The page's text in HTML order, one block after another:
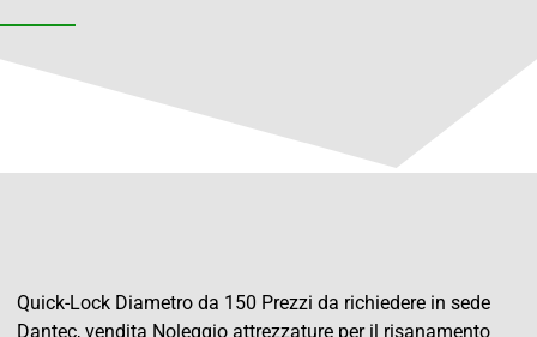
Quick-Lock Diametro da 150 Prezzi da richiedere in sede
Dantec, vendita Noleggio attrezzature per il risanamento